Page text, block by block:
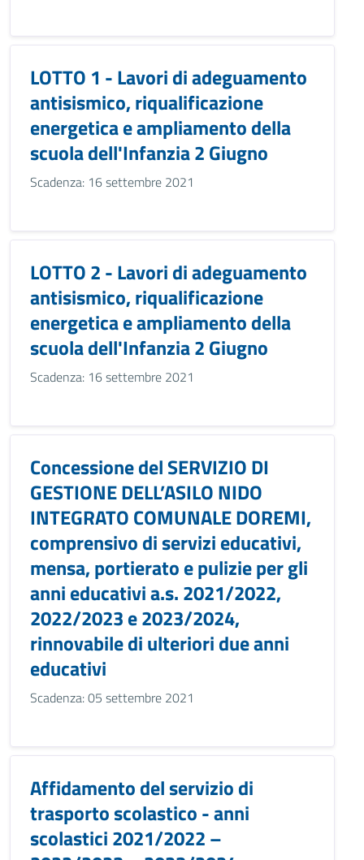
LOTTO 1 - Lavori di adeguamento
antisismico, riqualificazione
energetica e ampliamento della
scuola dell'Infanzia 2 Giugno
Scadenza: 16 settembre 2021
LOTTO 2 - Lavori di adeguamento
antisismico, riqualificazione
energetica e ampliamento della
scuola dell'Infanzia 2 Giugno
Scadenza: 16 settembre 2021
Concessione del SERVIZIO DI
GESTIONE DELL’ASILO NIDO
INTEGRATO COMUNALE DOREMI,
comprensivo di servizi educativi,
mensa, portierato e pulizie per gli
anni educativi a.s. 2021/2022,
2022/2023 e 2023/2024,
rinnovabile di ulteriori due anni
educativi
Scadenza: 05 settembre 2021
Affidamento del servizio di
trasporto scolastico - anni
scolastici 2021/2022 –